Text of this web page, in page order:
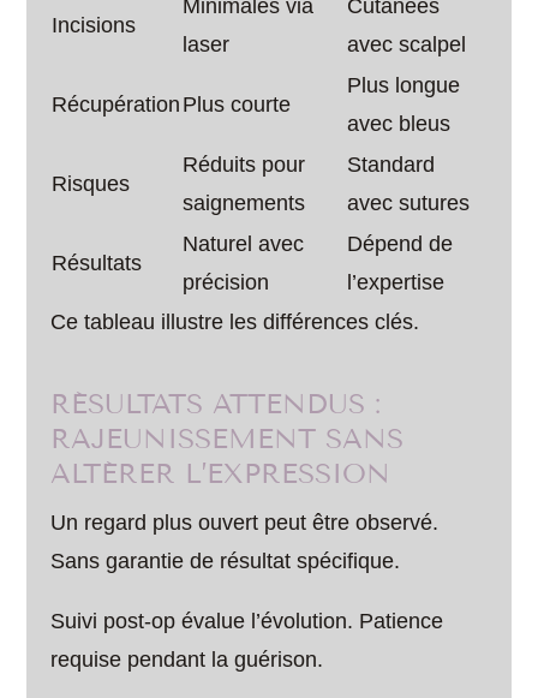
Incisions
Minimales via
laser
Cutanées
avec scalpel
Récupération Plus courte
Plus longue
avec bleus
Risques
Réduits pour
saignements
Standard
avec sutures
Résultats
Naturel avec
précision
Dépend de
l’expertise
Ce tableau illustre les différences clés.
RÉSULTATS ATTENDUS :
RAJEUNISSEMENT SANS
ALTÉRER L’EXPRESSION
Un regard plus ouvert peut être observé.
Sans garantie de résultat spécifique.
Suivi post-op évalue l’évolution. Patience
requise pendant la guérison.